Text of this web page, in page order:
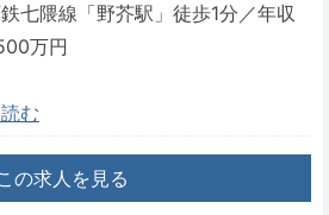
鉄七隈線「野芥駅」徒歩1分／年収
万円
む
の求人を見る